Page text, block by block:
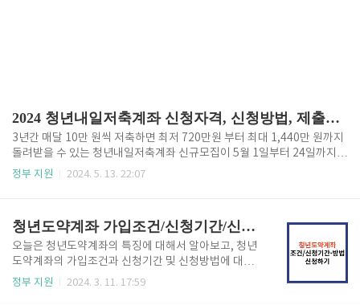
2024 청년내일저축계좌 신청자격, 신청방법, 제출서류 안내
3년간 매달 10만 원씩 저축하면 최저 720만원 부터 최대 1,440만 원까지
돌려받을 수 있는 청년내일저축계좌 신규모집이 5월 1일부터 24일까지 3
주간 진행됩니다. 청년내일저축계좌 가입은 방문없이 온라인을 통해 신청
실 수 있는 기회를 미루지 마시고 지금 바로 아래 버튼을 통해 신청 자격부
터 조회 후 대상에 해당된다면 가급적 빨리 신청하시어 기회를 놓치지 마
시기 바랍니다. ※ 5월 21일까지가 신청기간이니 이 기회를 놓치지 마시
고 목돈을 만드실 수 있는 기회를 꼭 챙기시기 바랍니다. 청년..
정부 지원 2024. 5. 13. 22:07
청년도약계좌 가입조건/신청기간/신청방법 확인하고 신청하기 (24년 최신)
오늘은 청년도약계좌의 특징에 대해서 알아보고, 청년
도약계좌의 가입조건과 신청기간 및 신청방법에 대해
서 알아보도록 하겠습니다. 청년도약계좌는 2023년
정부 지원 2024. 3. 11. 17:59